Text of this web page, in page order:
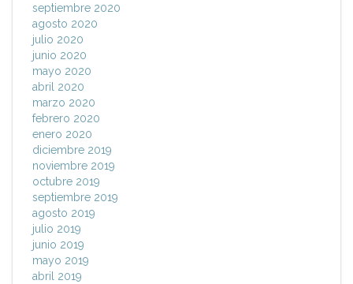
septiembre 2020
agosto 2020
julio 2020
junio 2020
mayo 2020
abril 2020
marzo 2020
febrero 2020
enero 2020
diciembre 2019
noviembre 2019
octubre 2019
septiembre 2019
agosto 2019
julio 2019
junio 2019
mayo 2019
abril 2019